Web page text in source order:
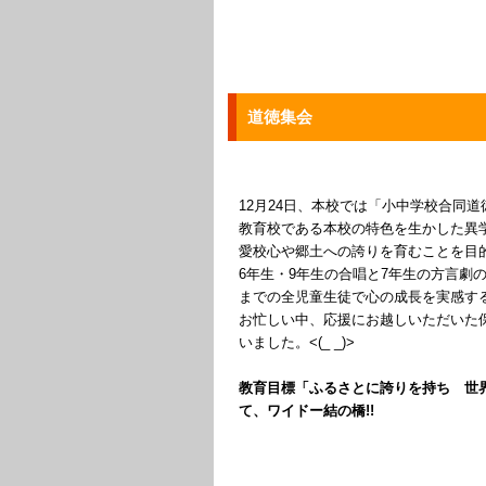
道徳集会
12月24日、本校では「小中学校合同
教育校である本校の特色を生かした異
愛校心や郷土への誇りを育むことを目
6年生・9年生の合唱と7年生の方言劇
までの全児童生徒で心の成長を実感す
お忙しい中、応援にお越しいただい
いました。<(_ _)>
教育目標「ふるさとに誇りを持ち 世
て、ワイドー結の橋!!